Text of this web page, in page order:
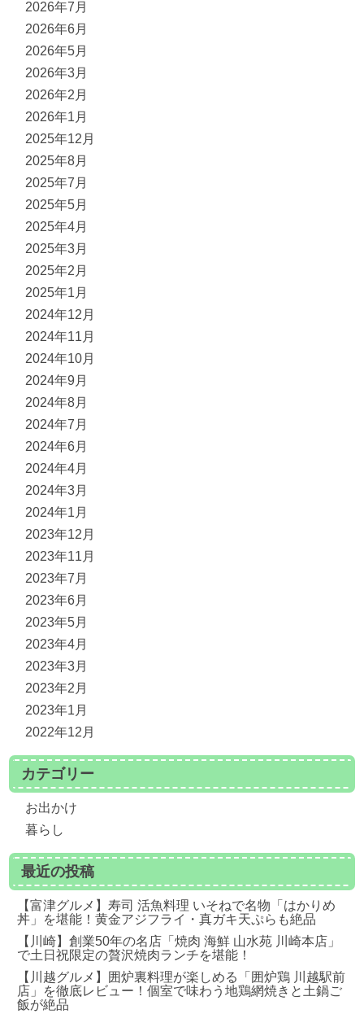
2026年7月
2026年6月
2026年5月
2026年3月
2026年2月
2026年1月
2025年12月
2025年8月
2025年7月
2025年5月
2025年4月
2025年3月
2025年2月
2025年1月
2024年12月
2024年11月
2024年10月
2024年9月
2024年8月
2024年7月
2024年6月
2024年4月
2024年3月
2024年1月
2023年12月
2023年11月
2023年7月
2023年6月
2023年5月
2023年4月
2023年3月
2023年2月
2023年1月
2022年12月
カテゴリー
お出かけ
暮らし
最近の投稿
【富津グルメ】寿司 活魚料理 いそねで名物「はかりめ
丼」を堪能！黄金アジフライ・真ガキ天ぷらも絶品
【川崎】創業50年の名店「焼肉 海鮮 山水苑 川崎本店」
で土日祝限定の贅沢焼肉ランチを堪能！
【川越グルメ】囲炉裏料理が楽しめる「囲炉鶏 川越駅前
店」を徹底レビュー！個室で味わう地鶏網焼きと土鍋ご
飯が絶品